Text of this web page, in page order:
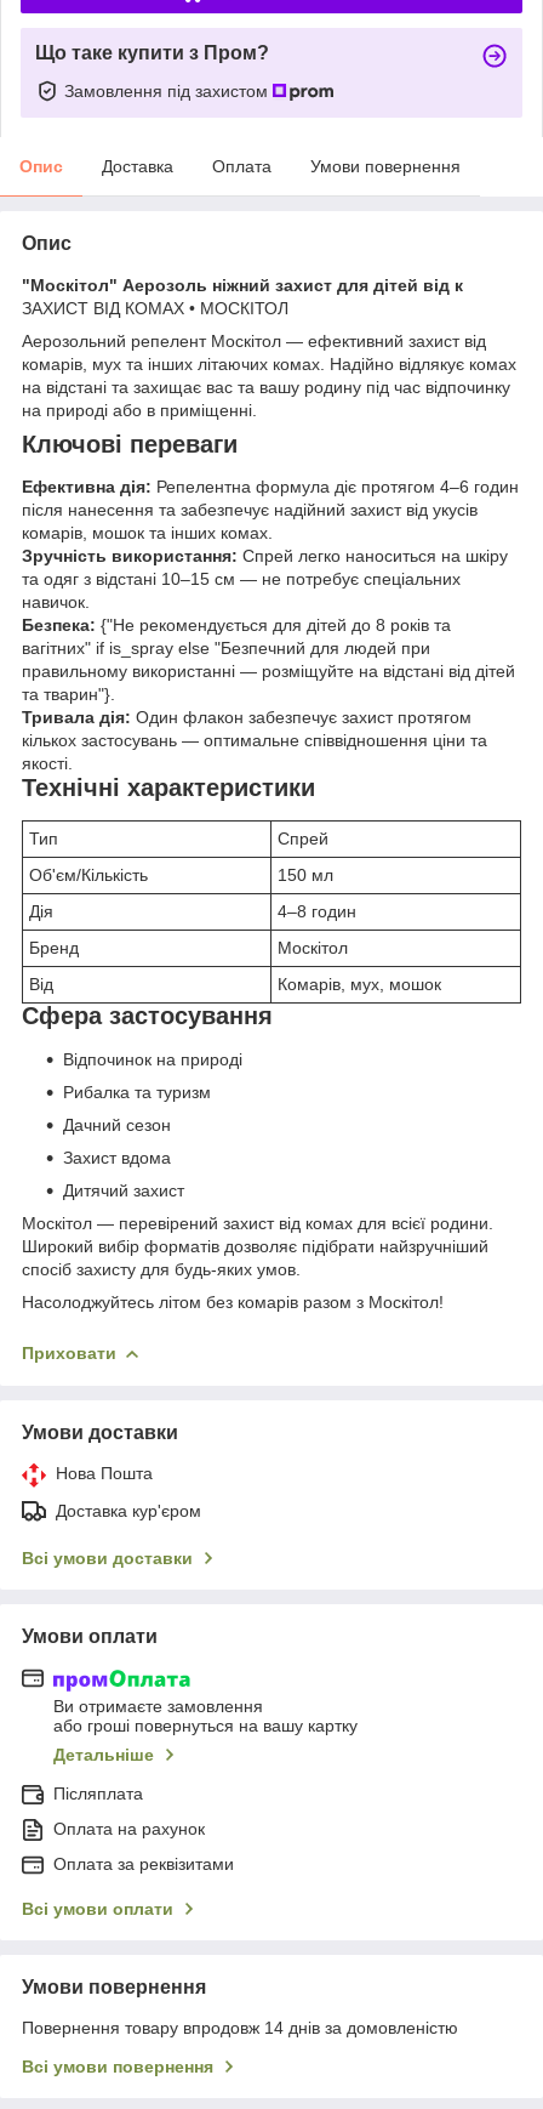
Що таке купити з Пром?
Замовлення під захистом
Опис Доставка Оплата Умови повернення
Опис
"Москітол" Аерозоль ніжний захист для дітей від к
ЗАХИСТ ВІД КОМАХ • МОСКІТОЛ
Аерозольний репелент Москітол — ефективний захист від
комарів, мух та інших літаючих комах. Надійно відлякує комах
на відстані та захищає вас та вашу родину під час відпочинку
на природі або в приміщенні.
Ключові переваги
Ефективна дія: Репелентна формула діє протягом 4–6 годин
після нанесення та забезпечує надійний захист від укусів
комарів, мошок та інших комах.
Зручність використання: Спрей легко наноситься на шкіру
та одяг з відстані 10–15 см — не потребує спеціальних
навичок.
Безпека: {"Не рекомендується для дітей до 8 років та
вагітних" if is_spray else "Безпечний для людей при
правильному використанні — розміщуйте на відстані від дітей
та тварин"}.
Тривала дія: Один флакон забезпечує захист протягом
кількох застосувань — оптимальне співвідношення ціни та
якості.
Технічні характеристики
Тип
Спрей
Об'єм/Кількість
150 мл
Дія
4–8 годин
Бренд
Москітол
Від
Комарів, мух, мошок
Сфера застосування
Відпочинок на природі
Рибалка та туризм
Дачний сезон
Захист вдома
Дитячий захист
Москітол — перевірений захист від комах для всієї родини.
Широкий вибір форматів дозволяє підібрати найзручніший
спосіб захисту для будь-яких умов.
Насолоджуйтесь літом без комарів разом з Москітол!
Приховати
Умови доставки
Нова Пошта
Доставка кур'єром
Всі умови доставки
Умови оплати
Ви отримаєте замовлення
або гроші повернуться на вашу картку
Детальніше
Післяплата
Оплата на рахунок
Оплата за реквізитами
Всі умови оплати
Умови повернення
Повернення товару впродовж 14 днів за домовленістю
Всі умови повернення